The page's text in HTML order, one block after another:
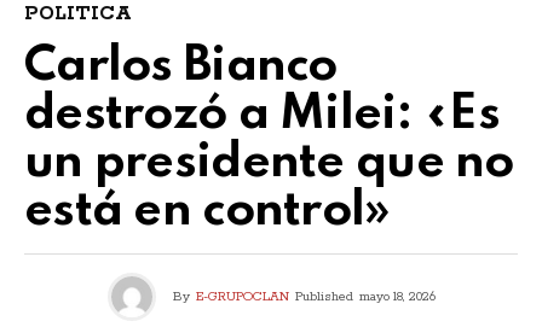
POLITICA
Carlos Bianco
destrozó a Milei: «Es
un presidente que no
está en control»
By E-GRUPOCLAN Published mayo 18, 2026